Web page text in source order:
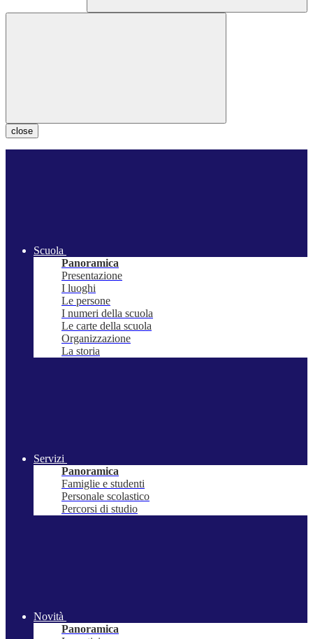
close
Scuola
Panoramica
Presentazione
I luoghi
Le persone
I numeri della scuola
Le carte della scuola
Organizzazione
La storia
Servizi
Panoramica
Famiglie e studenti
Personale scolastico
Percorsi di studio
Novità
Panoramica